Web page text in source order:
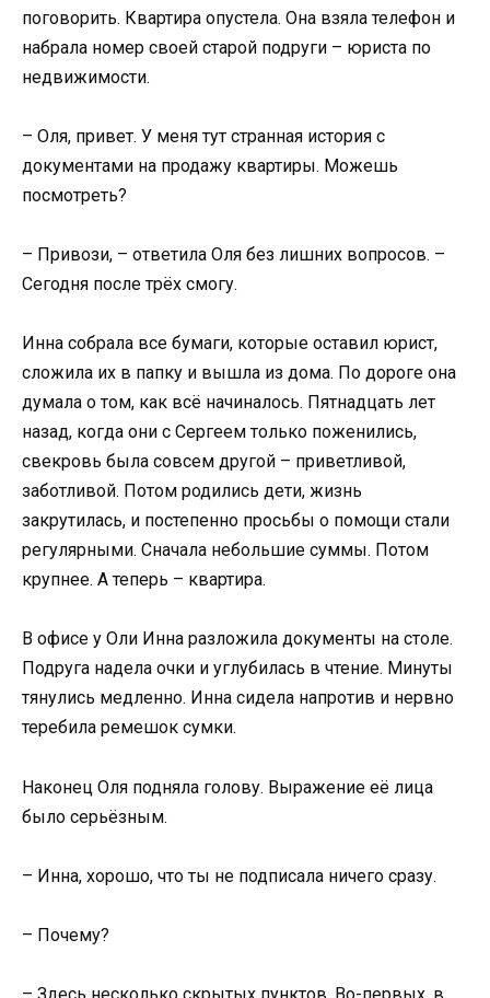
поговорить. Квартира опустела. Она взяла телефон и
набрала номер своей старой подруги – юриста по
недвижимости.
– Оля, привет. У меня тут странная история с
документами на продажу квартиры. Можешь
посмотреть?
– Привози, – ответила Оля без лишних вопросов. –
Сегодня после трёх смогу.
Инна собрала все бумаги, которые оставил юрист,
сложила их в папку и вышла из дома. По дороге она
думала о том, как всё начиналось. Пятнадцать лет
назад, когда они с Сергеем только поженились,
свекровь была совсем другой – приветливой,
заботливой. Потом родились дети, жизнь
закрутилась, и постепенно просьбы о помощи стали
регулярными. Сначала небольшие суммы. Потом
крупнее. А теперь – квартира.
В офисе у Оли Инна разложила документы на столе.
Подруга надела очки и углубилась в чтение. Минуты
тянулись медленно. Инна сидела напротив и нервно
теребила ремешок сумки.
Наконец Оля подняла голову. Выражение её лица
было серьёзным.
– Инна, хорошо, что ты не подписала ничего сразу.
– Почему?